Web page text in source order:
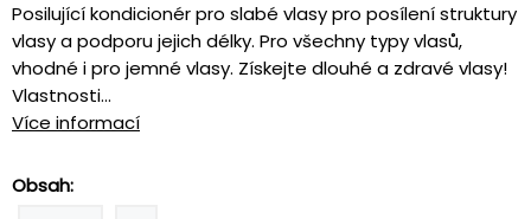
Posilující kondicionér pro slabé vlasy pro posílení struktury
vlasy a podporu jejich délky. Pro všechny typy vlasů,
vhodné i pro jemné vlasy. Získejte dlouhé a zdravé vlasy!
Vlastnosti...
Více informací
Obsah: